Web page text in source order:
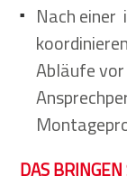
Nach einer
Abläufe
DAS